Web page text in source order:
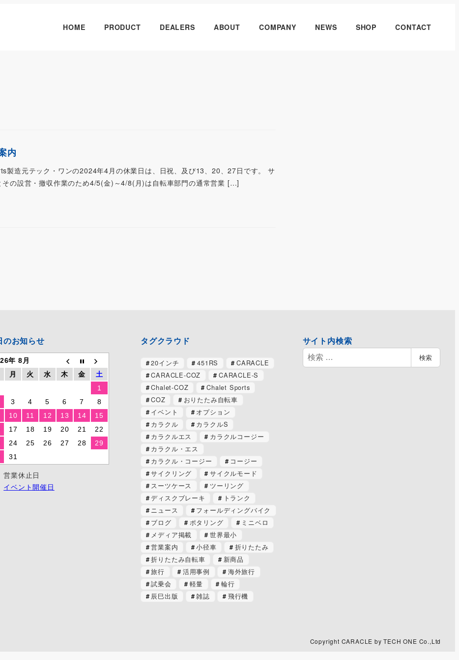
HOME PRODUCT DEALERS ABOUT COMPANY NEWS SHOP CONTACT
内
製造元テック・ワンの2024年4月の休業日は、日祝、及び13、20、27日です。 サ
その設営・撤収作業のため4/5(金)～4/8(月)は自転車部門の通常営業 […]
のお知らせ
年 8月
月 火 水 木 金
土
1
3 4 5 6 7
8
10 11 12 13 14
15
17 18 19 20 21
22
24 25 26 27 28
29
31
営業休止日
イベント開催日
タグクラウド
20インチ 451RS
CARACLE
CARACLE-COZ
CARACLE-S
Chalet-COZ
Chalet Sports
COZ
おりたたみ自転車
イベント
オプション
カラクル
カラクルS
カラクルエス
カラクルコージー
カラクル・エス
カラクル・コージー
コージー
サイクリング
サイクルモード
スーツケース
ツーリング
ディスクブレーキ
トランク
ニュース
フォールディングバイク
ブログ
ポタリング
ミニベロ
メディア掲載
世界最小
営業案内
小径車
折りたたみ
折りたたみ自転車
新商品
旅行
活用事例
海外旅行
試乗会
軽量
輪行
辰巳出版
雑誌 飛行機
サイト内検索
検
索
検索
Copyright CARACLE by TECH ONE Co.,Ltd